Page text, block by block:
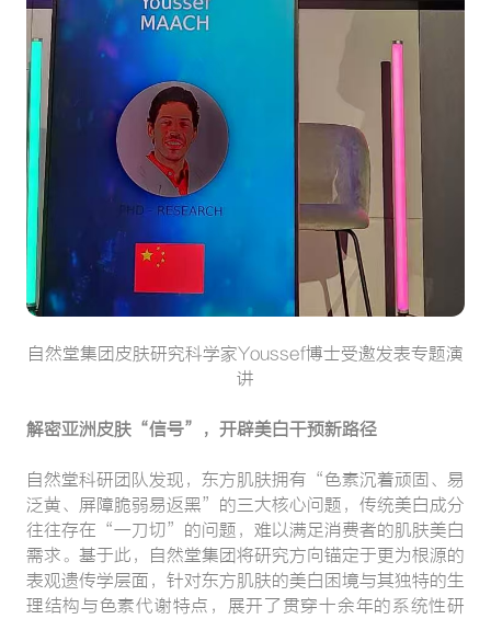
自然堂集团皮肤研究科学家Youssef博士受邀发表专题演
讲
解密亚洲皮肤“信号”，开辟美白干预新路径
自然堂科研团队发现，东方肌肤拥有“色素沉着顽固、易
泛黄、屏障脆弱易返黑”的三大核心问题，传统美白成分
往往存在“一刀切”的问题，难以满足消费者的肌肤美白
需求。基于此，自然堂集团将研究方向锚定于更为根源的
表观遗传学层面，针对东方肌肤的美白困境与其独特的生
理结构与色素代谢特点，展开了贯穿十余年的系统性研